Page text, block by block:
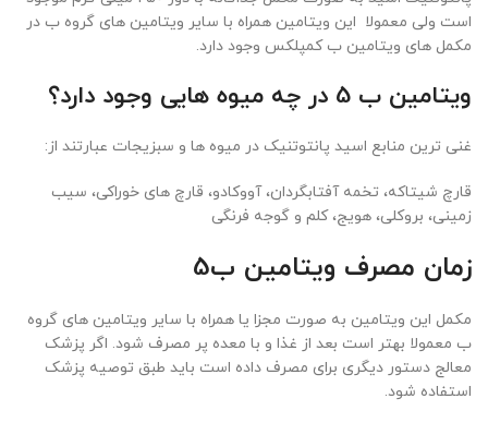
است ولی معمولا این ویتامین همراه با سایر ویتامین های گروه ب در
مکمل های ویتامین ب کمپلکس وجود دارد.
ویتامین ب 5 در چه میوه هایی وجود دارد؟
غنی ترین منابع اسید پانتوتنیک در میوه ها و سبزیجات عبارتند از:
قارچ شیتاکه، تخمه آفتابگردان، آووکادو، قارچ های خوراکی، سیب
زمینی، بروکلی، هویج، کلم و گوجه فرنگی
زمان مصرف ویتامین ب5
مکمل این ویتامین به صورت مجزا یا همراه با سایر ویتامین های گروه
ب معمولا بهتر است بعد از غذا و با معده پر مصرف شود. اگر پزشک
معالج دستور دیگری برای مصرف داده است باید طبق توصیه پزشک
استفاده شود.